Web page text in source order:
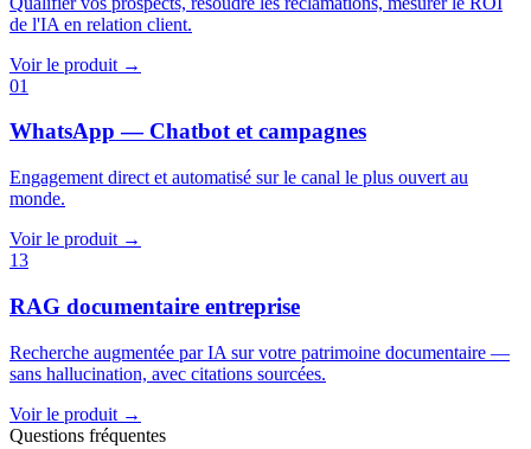
de l'IA en relation client.
Voir le produit →
01
WhatsApp — Chatbot et campagnes
Engagement direct et automatisé sur le canal le plus ouvert au
monde.
Voir le produit →
13
RAG documentaire entreprise
Recherche augmentée par IA sur votre patrimoine documentaire —
sans hallucination, avec citations sourcées.
Voir le produit →
Questions fréquentes